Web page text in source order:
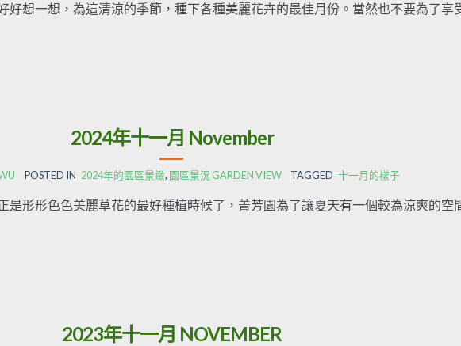
想一想，為這清涼的季節，種下各種美麗花卉的最佳月份。當然也不要為了享
2024年十一月 November
POSTED IN 2024年的園區景緻, 園區景況 GARDEN VIEW TAGGED 十一月的樣子
形形色色美麗草花的最好種植時候了，菁芳園為了讓夏天有一個較為涼爽的空
2023年十一月 NOVEMBER